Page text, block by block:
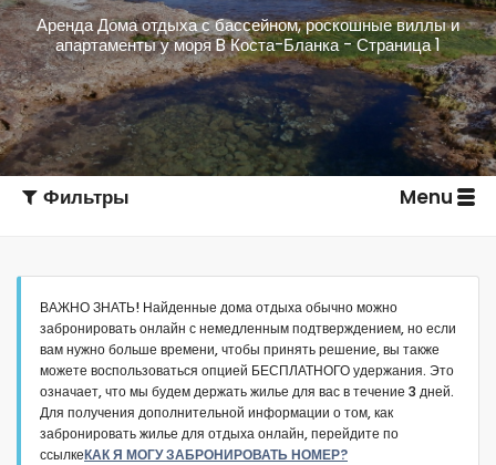
Аренда Дома отдыха с бассейном, роскошные виллы и
апартаменты у моря B Коста-Бланка - Страница 1
Фильтры Menu
Тип размещения
ВАЖНО ЗНАТЬ! Найденные дома отдыха обычно можно
забронировать онлайн с немедленным подтверждением, но если
вам нужно больше времени, чтобы принять решение, вы также
можете воспользоваться опцией БЕСПЛАТНОГО удержания. Это
означает, что мы будем держать жилье для вас в течение 3 дней.
Для получения дополнительной информации о том, как
забронировать жилье для отдыха онлайн, перейдите по
ссылкеКАК Я МОГУ ЗАБРОНИРОВАТЬ НОМЕР?